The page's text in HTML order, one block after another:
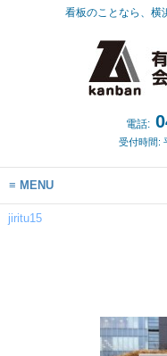
看板のことなら、横
電話:
受付時間:
MENU
jiritu15